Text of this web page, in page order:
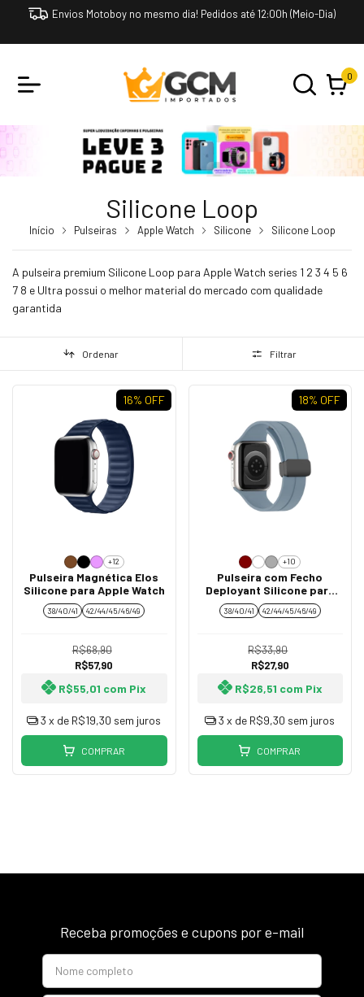
Envios Motoboy no mesmo dia! Pedidos até 12:00h (Meio-Dia)
0
Silicone Loop
Início Pulseiras Apple Watch Silicone Silicone Loop
A pulseira premium Silicone Loop para Apple Watch series 1 2 3 4 5 6
7 8 e Ultra possui o melhor material do mercado com qualidade
garantida
Ordenar Filtrar
16% OFF
+12
Pulseira Magnética Elos
Silicone para Apple Watch
38/40/41 42/44/45/46/49
R$68,90
R$57,90
R$55,01 com Pix
3 x de R$19,30 sem juros
COMPRAR
18% OFF
+10
Pulseira com Fecho
Deployant Silicone para
Apple Watch Todos os
Modelos
38/40/41 42/44/45/46/49
R$33,90
R$27,90
R$26,51 com Pix
3 x de R$9,30 sem juros
COMPRAR
Receba promoções e cupons por e-mail